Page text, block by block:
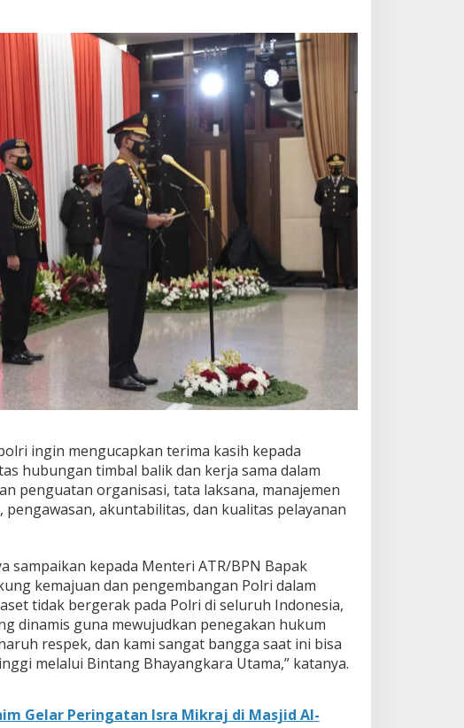
ingin mengucapkan terima kasih kepada
hubungan timbal balik dan kerja sama dalam
penguatan organisasi, tata laksana, manajemen
akuntabilitas, dan kualitas pelayanan
sampaikan kepada Menteri ATR/BPN Bapak
kemajuan dan pengembangan Polri dalam
tidak bergerak pada Polri di seluruh Indonesia,
dinamis guna mewujudkan penegakan hukum
respek, dan kami sangat bangga saat ini bisa
melalui Bintang Bhayangkara Utama,” katanya.
Gelar Peringatan Isra Mikraj di Masjid Al-